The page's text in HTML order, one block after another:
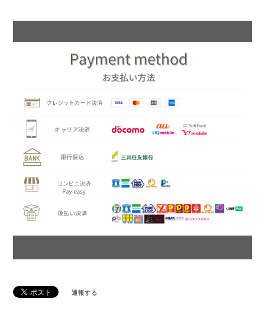
通報する